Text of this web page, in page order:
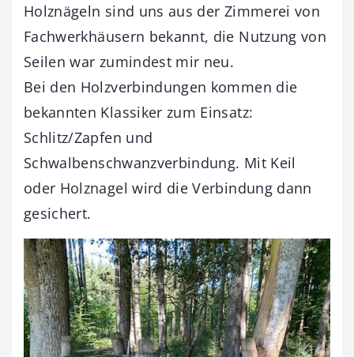
Holznägeln sind uns aus der Zimmerei von
Fachwerkhäusern bekannt, die Nutzung von
Seilen war zumindest mir neu.
Bei den Holzverbindungen kommen die
bekannten Klassiker zum Einsatz:
Schlitz/Zapfen und
Schwalbenschwanzverbindung. Mit Keil
oder Holznagel wird die Verbindung dann
gesichert.